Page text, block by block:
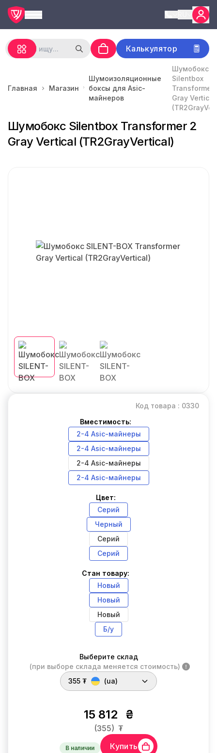
Калькулятор
Главная Магазин
Шумоизоляционные
боксы для Asic-
майнеров
Шумобокс
Silentbox
Transformer
Gray Vertical
Шумобокс Silentbox Transformer 2
Gray Vertical (TR2GrayVertical)
Код товара : 0330
Вместимость:
2-4 Asic-майнеры
2-4 Asic-майнеры
2-4 Asic-майнеры
2-4 Asic-майнеры
Цвет:
Серий
Черный
Серий
Серий
Стан товару:
Новый
Новый
Новый
Б/у
Выберите склад
(при выборе склада меняется стоимость)
355 ₮
(ua)
15 812 ₴
(355) ₮
В наличии Купить